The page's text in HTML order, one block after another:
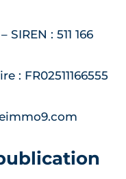
SIREN : 511 166
: FR02511166555